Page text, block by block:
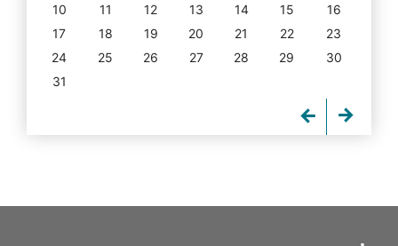
10
11 12 13 14 15
16
17
18 19 20 21 22
23
24
25 26 27 28 29
30
31